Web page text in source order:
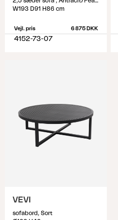
W193 D91 H86 cm
Vejl. pris 6 875 DKK
4152-73-07
VEVI
sofabord, Sort